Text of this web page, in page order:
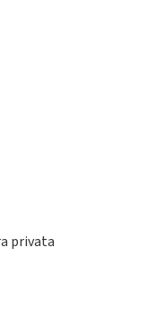
privata